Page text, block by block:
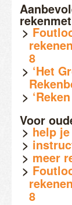
8
‘Het
Voor
help
meer
8